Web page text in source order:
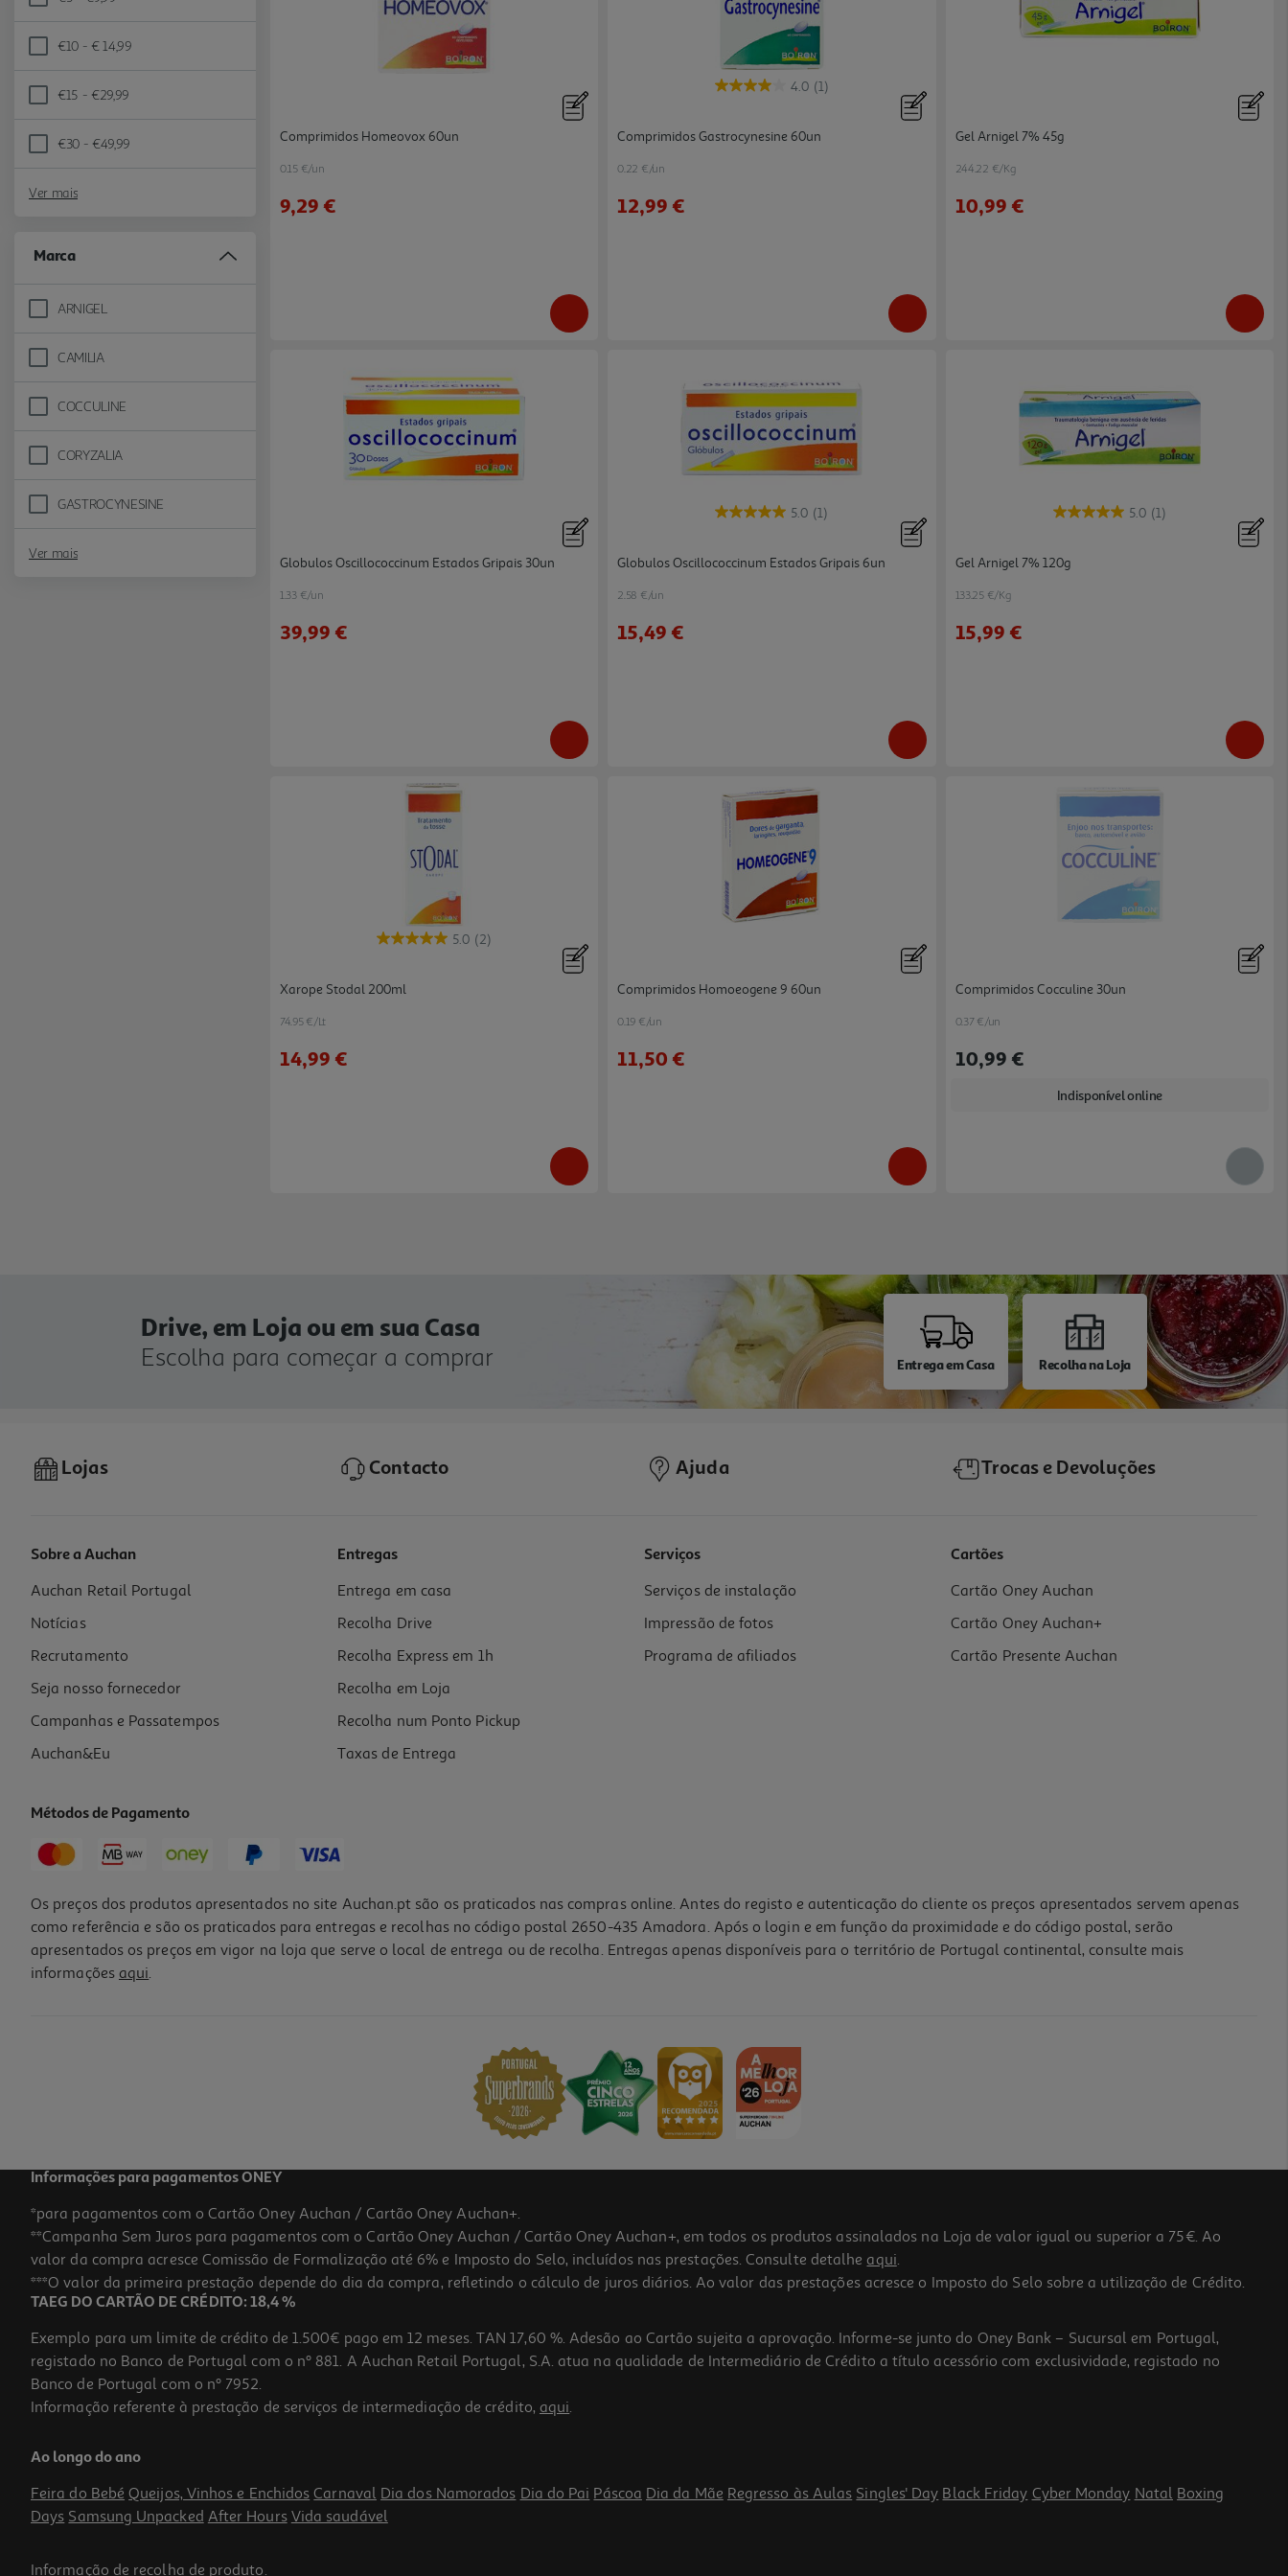
Refine by Preço: €5 - €9,99
€10 - € 14,99
Refine by Preço: €10 - € 14,99
€15 - €29,99
Refine by Preço: €15 - €29,99
€30 - €49,99
Refine by Preço: €30 - €49,99
Ver mais
Marca
ARNIGEL
Refine by Marca: ARNIGEL
CAMILIA
Refine by Marca: CAMILIA
COCCULINE
Refine by Marca: COCCULINE
CORYZALIA
Refine by Marca: CORYZALIA
GASTROCYNESINE
Refine by Marca: GASTROCYNESINE
Ver mais
Comprimidos Homeovox 60un
0.15 €/un
9,29 €
4.0 (1)
Comprimidos Gastrocynesine 60un
0.22 €/un
12,99 €
Gel Arnigel 7% 45g
244.22 €/Kg
10,99 €
Globulos Oscillococcinum Estados Gripais 30un
1.33 €/un
39,99 €
5.0 (1)
Globulos Oscillococcinum Estados Gripais 6un
2.58 €/un
15,49 €
5.0 (1)
Gel Arnigel 7% 120g
133.25 €/Kg
15,99 €
5.0 (2)
Xarope Stodal 200ml
74.95 €/Lt
14,99 €
Comprimidos Homoeogene 9 60un
0.19 €/un
11,50 €
Comprimidos Cocculine 30un
0.37 €/un
10,99 €
Indisponível online
Drive, em Loja ou em sua Casa
Escolha para começar a comprar
Entrega em Casa Recolha na Loja
Lojas Contacto Ajuda Trocas e Devoluções
Sobre a Auchan
Auchan Retail Portugal
Notícias
Recrutamento
Seja nosso fornecedor
Campanhas e Passatempos
Auchan&Eu
Entregas
Entrega em casa
Recolha Drive
Recolha Express em 1h
Recolha em Loja
Recolha num Ponto Pickup
Taxas de Entrega
Serviços
Serviços de instalação
Impressão de fotos
Programa de afiliados
Cartões
Cartão Oney Auchan
Cartão Oney Auchan+
Cartão Presente Auchan
Métodos de Pagamento
Os preços dos produtos apresentados no site Auchan.pt são os praticados nas compras online. Antes do registo e autenticação do cliente os preços apresentados servem apenas
como referência e são os praticados para entregas e recolhas no código postal 2650-435 Amadora. Após o login e em função da proximidade e do código postal, serão
apresentados os preços em vigor na loja que serve o local de entrega ou de recolha. Entregas apenas disponíveis para o território de Portugal continental, consulte mais
informações aqui.
Informações para pagamentos ONEY
*para pagamentos com o Cartão Oney Auchan / Cartão Oney Auchan+.
**Campanha Sem Juros para pagamentos com o Cartão Oney Auchan / Cartão Oney Auchan+, em todos os produtos assinalados na Loja de valor igual ou superior a 75€. Ao
valor da compra acresce Comissão de Formalização até 6% e Imposto do Selo, incluídos nas prestações. Consulte detalhe aqui.
***O valor da primeira prestação depende do dia da compra, refletindo o cálculo de juros diários. Ao valor das prestações acresce o Imposto do Selo sobre a utilização de Crédito.
TAEG DO CARTÃO DE CRÉDITO: 18,4 %
Exemplo para um limite de crédito de 1.500€ pago em 12 meses. TAN 17,60 %. Adesão ao Cartão sujeita a aprovação. Informe-se junto do Oney Bank – Sucursal em Portugal,
registado no Banco de Portugal com o nº 881. A Auchan Retail Portugal, S.A. atua na qualidade de Intermediário de Crédito a título acessório com exclusividade, registado no
Banco de Portugal com o nº 7952.
Informação referente à prestação de serviços de intermediação de crédito, aqui.
Ao longo do ano
Feira do Bebé Queijos, Vinhos e Enchidos Carnaval Dia dos Namorados Dia do Pai Páscoa Dia da Mãe Regresso às Aulas Singles' Day Black Friday Cyber Monday Natal Boxing
Days Samsung Unpacked After Hours Vida saudável
Informação de recolha de produto.